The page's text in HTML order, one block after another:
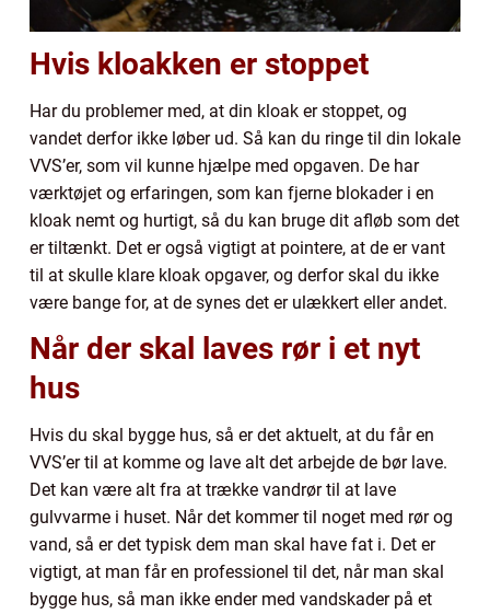
Hvis kloakken er stoppet
Har du problemer med, at din kloak er stoppet, og
vandet derfor ikke løber ud. Så kan du ringe til din lokale
VVS’er, som vil kunne hjælpe med opgaven. De har
værktøjet og erfaringen, som kan fjerne blokader i en
kloak nemt og hurtigt, så du kan bruge dit afløb som det
er tiltænkt. Det er også vigtigt at pointere, at de er vant
til at skulle klare kloak opgaver, og derfor skal du ikke
være bange for, at de synes det er ulækkert eller andet.
Når der skal laves rør i et nyt
hus
Hvis du skal bygge hus, så er det aktuelt, at du får en
VVS’er til at komme og lave alt det arbejde de bør lave.
Det kan være alt fra at trække vandrør til at lave
gulvvarme i huset. Når det kommer til noget med rør og
vand, så er det typisk dem man skal have fat i. Det er
vigtigt, at man får en professionel til det, når man skal
bygge hus, så man ikke ender med vandskader på et